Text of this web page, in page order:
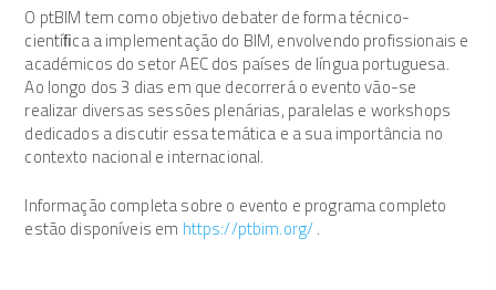
O ptBIM tem como objetivo debater de forma técnico-
cientíﬁca a implementação do BIM, envolvendo profissionais e
académicos do setor AEC dos países de língua portuguesa.
Ao longo dos 3 dias em que decorrerá o evento vão-se
realizar diversas sessões plenárias, paralelas e workshops
dedicados a discutir essa temática e a sua importância no
contexto nacional e internacional.
Informação completa sobre o evento e programa completo
estão disponíveis em https://ptbim.org/.